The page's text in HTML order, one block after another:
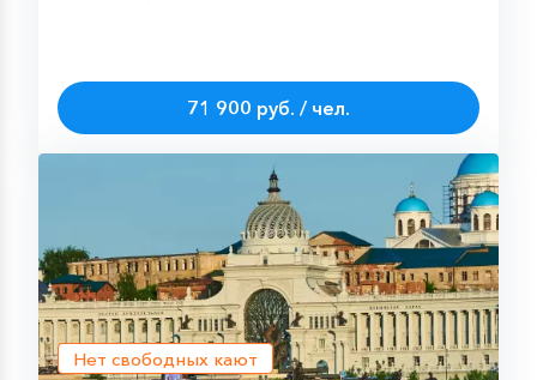
71 900 руб. / чел.
Нет свободных кают